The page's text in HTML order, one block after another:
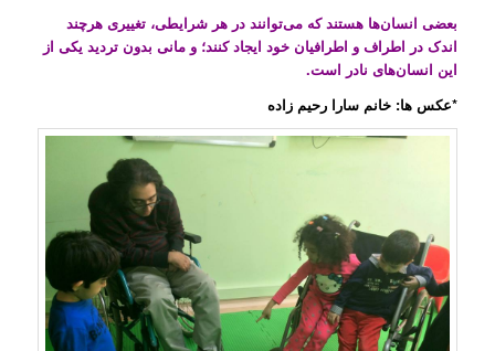
بعضی انسان‌ها هستند که می‌توانند در هر شرایطی، تغییری هرچند
اندک در اطراف و اطرافیان خود ایجاد کنند؛ و مانی بدون تردید یکی از
این انسان‌های نادر است.
*عکس ها: خانم سارا رحیم زاده